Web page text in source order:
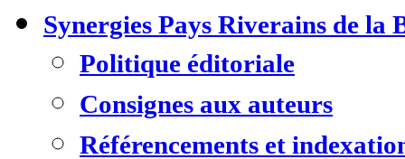
Synergies Pays Riverains de la
Politique éditoriale
Consignes aux auteurs
Référencements et